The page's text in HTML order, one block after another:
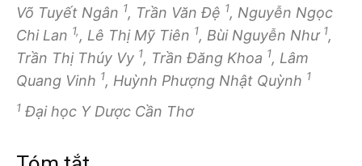
Võ Tuyết Ngân 1, Trần Văn Đệ 1, Nguyễn Ngọc
Chi Lan 1,, Lê Thị Mỹ Tiên 1, Bùi Nguyễn Như 1,
Trần Thị Thúy Vy 1, Trần Đăng Khoa 1, Lâm
Quang Vinh 1, Huỳnh Phượng Nhật Quỳnh 1
1 Đại học Y Dược Cần Thơ